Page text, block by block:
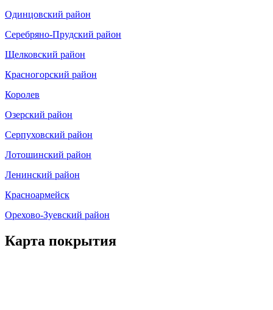
Одинцовский район
Серебряно-Прудский район
Щелковский район
Красногорский район
Королев
Озерский район
Серпуховский район
Лотошинский район
Ленинский район
Красноармейск
Орехово-Зуевский район
Карта покрытия